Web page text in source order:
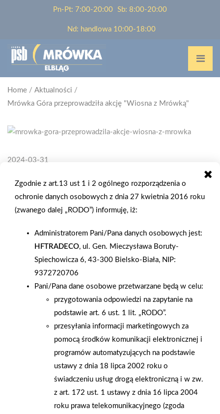
Pn-Pt: 7:00-20:00 Sb: 8:00-20:00
Nd: handlowa 10:00-18:00
Home / Aktualności /
Mrówka Góra przeprowadziła akcję "Wiosna z Mrówką"
2024-03-31
AKCJĘ "WIOSNA Z MRÓWKĄ"
Z okazji rozpoczęcia kwitnącej pory roku, sklep Mrówka Góra
AKTUALNOŚCI
Zgodnie z art.13 ust 1 i 2 ogólnego rozporządzenia o
ochronie danych osobowych z dnia 27 kwietnia 2016 roku
(zwanego dalej „RODO”) informuję, iż:
Administratorem Pani/Pana danych osobowych jest:
HFTRADECO, ul. Gen. Mieczysława Boruty-
Spiechowicza 6, 43-300 Bielsko-Biała, NIP:
9372720706
Pani/Pana dane osobowe przetwarzane będą w celu:
przygotowania odpowiedzi na zapytanie na
podstawie art. 6 ust. 1 lit. „RODO”.
przesyłania informacji marketingowych za
pomocą środków komunikacji elektronicznej i
programów automatyzujących na podstawie
ustawy z dnia 18 lipca 2002 roku o
świadczeniu usług drogą elektroniczną i w zw.
z art. 172 ust. 1 ustawy z dnia 16 lipca 2004
roku prawa telekomunikacyjnego (zgoda